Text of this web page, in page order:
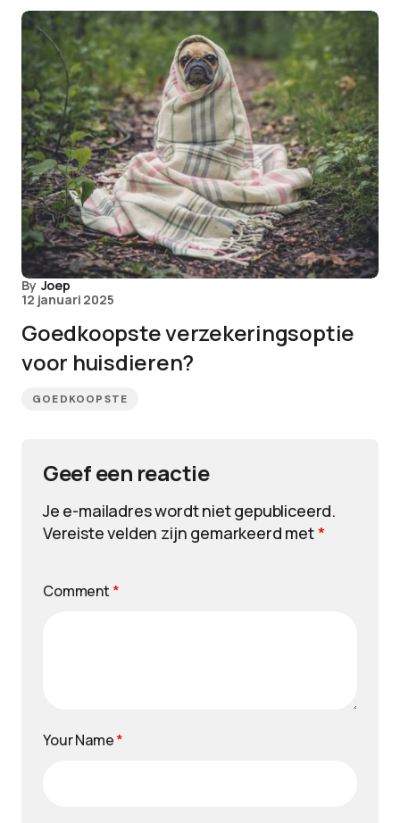
By Joep
12 januari 2025
Goedkoopste verzekeringsoptie
voor huisdieren?
GOEDKOOPSTE
Geef een reactie
Je e-mailadres wordt niet gepubliceerd.
Vereiste velden zijn gemarkeerd met*
Comment *
Your Name*